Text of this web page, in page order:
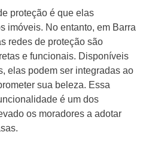
proteção é que elas
imóveis. No entanto, em Barra
redes de proteção são
e funcionais. Disponíveis
elas podem ser integradas ao
sua beleza. Essa
é um dos
os moradores a adotar